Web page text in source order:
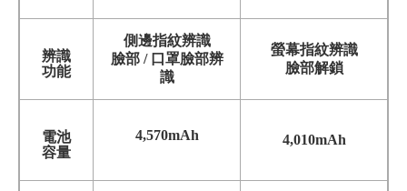
辨識
功能
側邊指紋辨識
臉部 / 口罩臉部辨
識
螢幕指紋辨識
臉部解鎖
電池
容量
4,570mAh 4,010mAh